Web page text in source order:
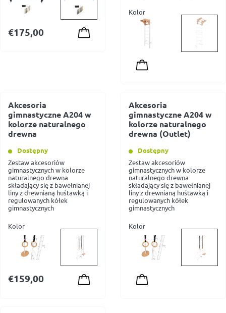
€175,00
Kolor
Akcesoria
gimnastyczne A204 w
kolorze naturalnego
drewna
Dostępny
Zestaw akcesoriów
gimnastycznych w kolorze
naturalnego drewna
składający się z bawełnianej
liny z drewnianą huśtawką i
regulowanych kółek
gimnastycznych
Kolor
€159,00
Akcesoria
gimnastyczne A204 w
kolorze naturalnego
drewna (Outlet)
Dostępny
Zestaw akcesoriów
gimnastycznych w kolorze
naturalnego drewna
składający się z bawełnianej
liny z drewnianą huśtawką i
regulowanych kółek
gimnastycznych
Kolor